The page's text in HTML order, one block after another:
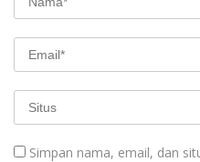
Simpan nama, email, dan